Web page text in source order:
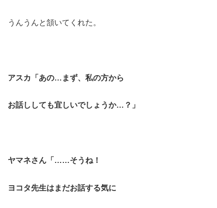
うんうんと頷いてくれた。
アスカ「あの…まず、私の方から
お話ししても宜しいでしょうか…？」
ヤマネさん「……そうね！
ヨコタ先生はまだお話する気に